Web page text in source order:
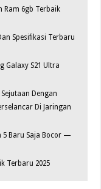
Ram 6gb Terbaik
Spesifikasi Terbaru
Galaxy S21 Ultra
Dengan
Di Jaringan
5 Baru Saja Bocor —
Terbaru 2025